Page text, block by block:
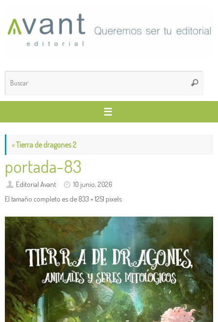
contenido
Buscar
«Tierra de dragones 2
portada-83
Editorial Avant
10 junio, 2026
El tamaño completo es de 833 × 1251 pixels